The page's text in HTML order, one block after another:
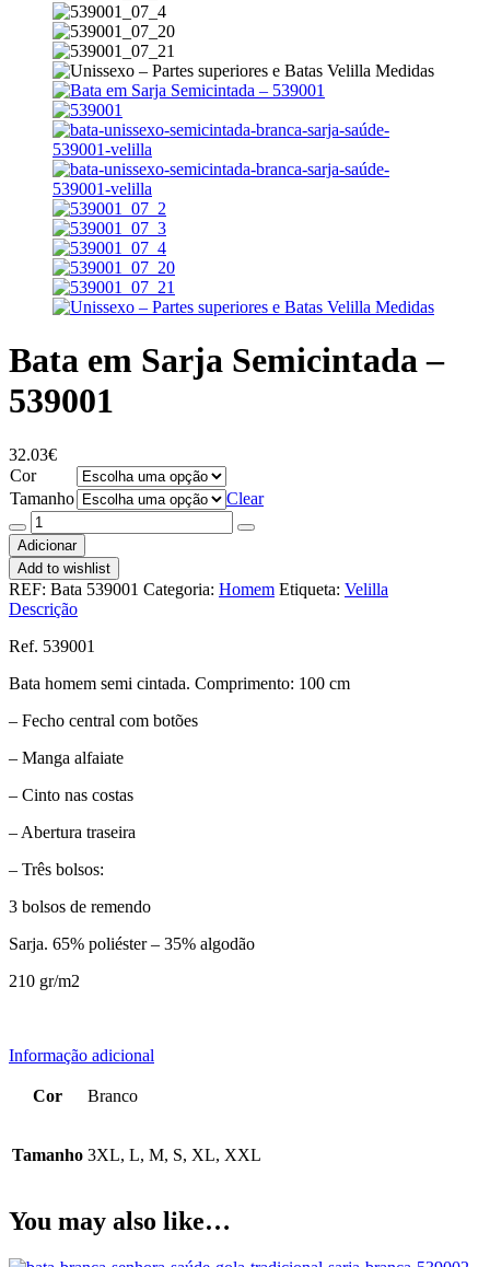
Bata em Sarja Semicintada –
539001
32.03€
Cor
Tamanho
Clear
Quantidade
de
Bata
em
Sarja
Semicintada
-
539001
Adicionar
Add to wishlist
REF: Bata 539001 Categoria: Homem Etiqueta: Velilla
Descrição
Ref. 539001
Bata homem semi cintada. Comprimento: 100 cm
– Fecho central com botões
– Manga alfaiate
– Cinto nas costas
– Abertura traseira
– Três bolsos:
3 bolsos de remendo
Sarja. 65% poliéster – 35% algodão
210 gr/m2
Informação adicional
Cor Branco
Tamanho 3XL, L, M, S, XL, XXL
You may also like…